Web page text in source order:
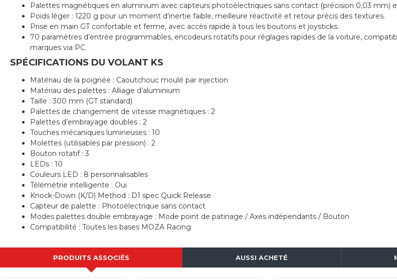
Palettes magnétiques en aluminium avec capteurs photoélectriques sans contact (précision 0,03 mm)
Poids léger : 1220 g pour un moment d’inertie faible, meilleure réactivité et retour précis des textures.
Prise en main GT confortable et ferme, avec accès rapide à tous les boutons et joysticks.
70 paramètres d’entrée programmables, encodeurs rotatifs pour réglages rapides de la voiture,
marques via PC.
SPÉCIFICATIONS DU VOLANT KS
Matériau de la poignée : Caoutchouc moulé par injection
Matériau des palettes : Alliage d’aluminium
Taille : 300 mm (GT standard)
Palettes de changement de vitesse magnétiques : 2
Palettes d’embrayage doubles : 2
Touches mécaniques lumineuses : 10
Molettes (utilisables par pression) : 2
Bouton rotatif : 3
LEDs : 10
Couleurs LED : 8 personnalisables
Télémétrie intelligente : Oui
Knock-Down (K/D) Method : D1 spec Quick Release
Capteur de palette : Photoélectrique sans contact
Modes palettes double embrayage : Mode point de patinage / Axes indépendants / Bouton
Compatibilité : Toutes les bases MOZA Racing
PRODUITS ASSOCIÉS AUSSI ACHETÉ